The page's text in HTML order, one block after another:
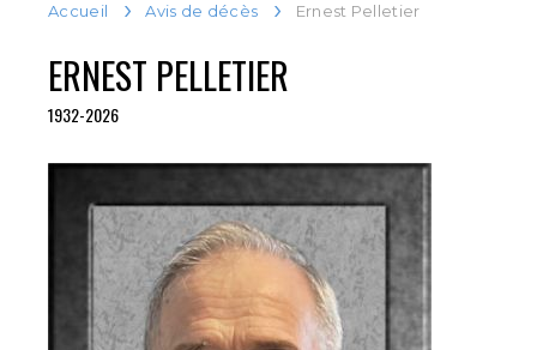
Accueil Avis de décès Ernest Pelletier
ERNEST PELLETIER
1932-2026